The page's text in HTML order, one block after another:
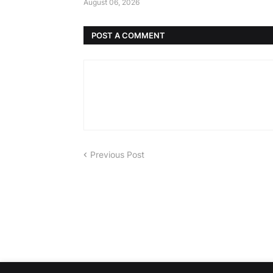
August 06, 2026
POST A COMMENT
Previous Post